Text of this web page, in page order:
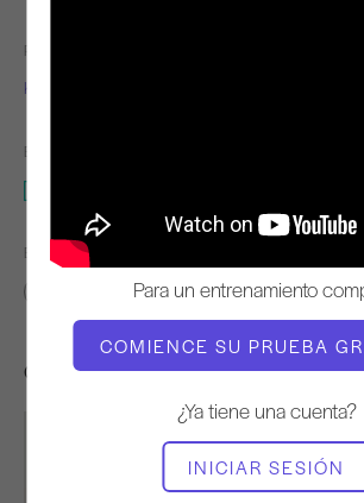
Para un entrenamiento
COMIENCE SU PRUEBA
¿Ya tiene una cuenta?
INICIAR SESIÓN
PROFESOR
Kathi Ross Nash
EQUIPO NECESARIO
ENCONTRAR CLASES SIMILARES PARA
Reformer
Otros entrenamientos que te pueden